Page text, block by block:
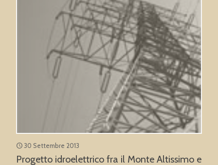
30 Settembre 2013
Progetto idroelettrico fra il Monte Altissimo e